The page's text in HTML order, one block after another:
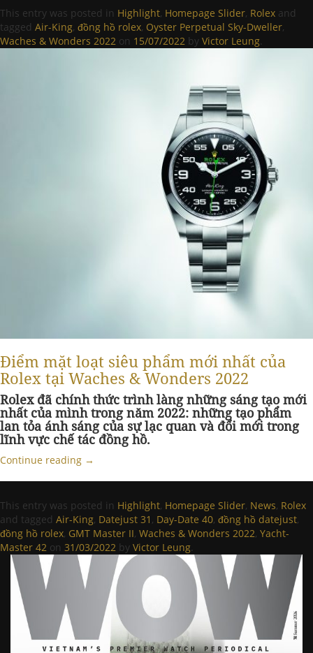
This entry was posted in Highlight, Homepage Slider, Rolex and
tagged Air-King, đồng hồ rolex, Oyster Perpetual Sky-Dweller,
Waches & Wonders 2022 on 15/07/2022 by Victor Leung.
Điểm mặt loạt siêu phẩm mới nhất của
Rolex tại Waches & Wonders 2022
Rolex đã chính thức trình làng những sáng tạo mới
nhất của mình trong năm 2022: những tạo phẩm
lan tỏa ánh sáng của sự lạc quan và đổi mới trong
lĩnh vực chế tác đồng hồ.
Continue reading →
This entry was posted in Highlight, Homepage Slider, News, Rolex
and tagged Air-King, Datejust 31 , Day-Date 40, đồng hồ datejust,
đồng hồ rolex, GMT Master II, Waches & Wonders 2022, Yacht-
Master 42 on 31/03/2022 by Victor Leung.